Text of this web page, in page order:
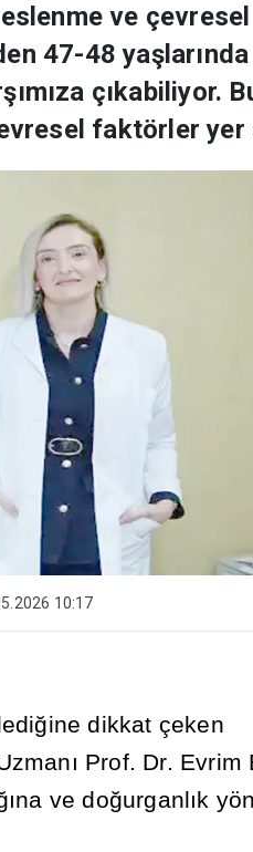
ve
47-48
çıkabiliyor.
faktörler yer
10:17
ğine dikkat çeken
ı Prof. Dr. Evrim
na ve doğurganlık